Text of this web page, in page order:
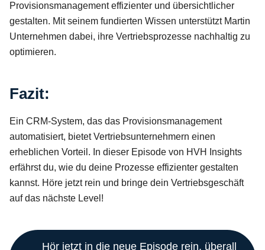
Provisionsmanagement effizienter und übersichtlicher
gestalten. Mit seinem fundierten Wissen unterstützt Martin
Unternehmen dabei, ihre Vertriebsprozesse nachhaltig zu
optimieren.
Fazit:
Ein CRM-System, das das Provisionsmanagement
automatisiert, bietet Vertriebsunternehmern einen
erheblichen Vorteil. In dieser Episode von HVH Insights
erfährst du, wie du deine Prozesse effizienter gestalten
kannst. Höre jetzt rein und bringe dein Vertriebsgeschäft
auf das nächste Level!
Hör jetzt in die neue Episode rein, überall